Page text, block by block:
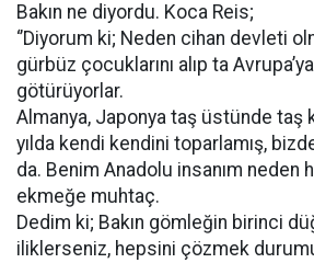
Bakın ne diyordu. Koca Reis;
‘’Diyorum ki; Neden cihan devleti
gürbüz çocuklarını alıp ta
götürüyorlar.
Almanya, Japonya taş üstünde taş
yılda kendi kendini toparlamış,
da. Benim Anadolu insanım neden
ekmeğe muhtaç.
Dedim ki; Bakın gömleğin birinci
iliklerseniz, hepsini çözmek